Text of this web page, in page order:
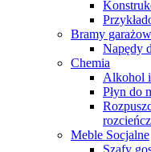
Bramy
Napędy
Chemia
Alkohol
Płyn do
Meble Socjalne
Szafy